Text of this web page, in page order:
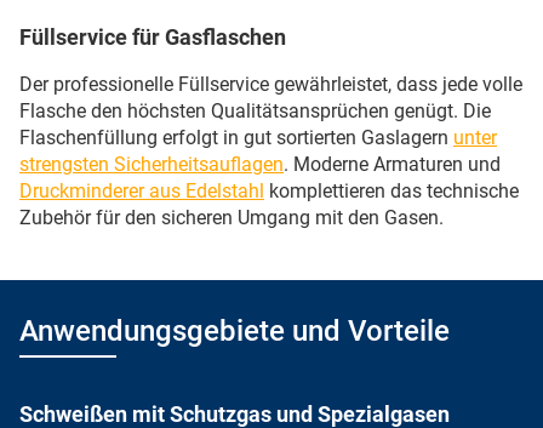
Füllservice für Gasflaschen
Der professionelle Füllservice gewährleistet, dass jede volle
Flasche den höchsten Qualitätsansprüchen genügt. Die
Flaschenfüllung erfolgt in gut sortierten Gaslagern unter
strengsten Sicherheitsauflagen. Moderne Armaturen und
Druckminderer aus Edelstahl komplettieren das technische
Zubehör für den sicheren Umgang mit den Gasen.
Anwendungsgebiete und Vorteile
Schweißen mit Schutzgas und Spezialgasen